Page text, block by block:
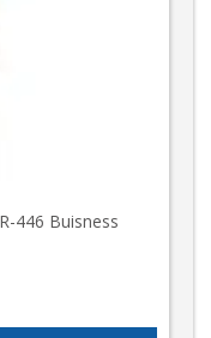
446 Buisness